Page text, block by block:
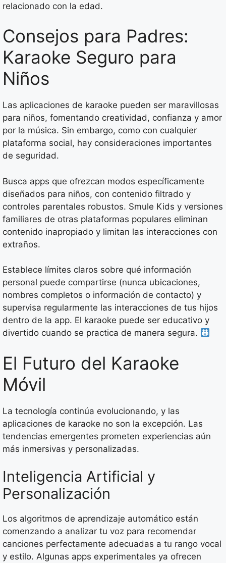
relacionado con la edad.
Consejos para Padres:
Karaoke Seguro para
Niños
Las aplicaciones de karaoke pueden ser maravillosas
para niños, fomentando creatividad, confianza y amor
por la música. Sin embargo, como con cualquier
plataforma social, hay consideraciones importantes
de seguridad.
Busca apps que ofrezcan modos específicamente
diseñados para niños, con contenido filtrado y
controles parentales robustos. Smule Kids y versiones
familiares de otras plataformas populares eliminan
contenido inapropiado y limitan las interacciones con
extraños.
Establece límites claros sobre qué información
personal puede compartirse (nunca ubicaciones,
nombres completos o información de contacto) y
supervisa regularmente las interacciones de tus hijos
dentro de la app. El karaoke puede ser educativo y
divertido cuando se practica de manera segura.
El Futuro del Karaoke
Móvil
La tecnología continúa evolucionando, y las
aplicaciones de karaoke no son la excepción. Las
tendencias emergentes prometen experiencias aún
más inmersivas y personalizadas.
Inteligencia Artificial y
Personalización
Los algoritmos de aprendizaje automático están
comenzando a analizar tu voz para recomendar
canciones perfectamente adecuadas a tu rango vocal
y estilo. Algunas apps experimentales ya ofrecen